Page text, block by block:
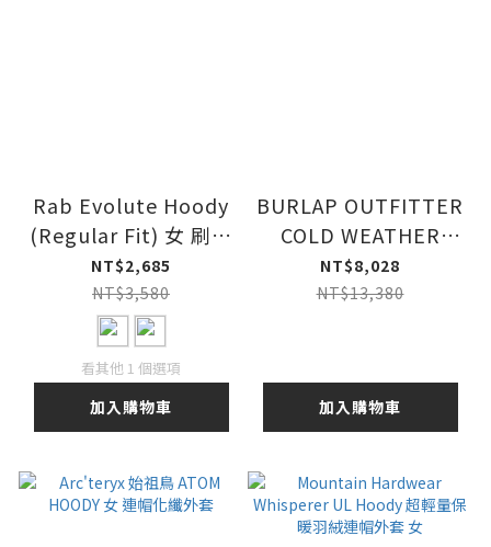
Rab Evolute Hoody
(Regular Fit) 女 刷毛
連帽外套
NT$2,685
NT$3,580
看其他 1 個選項
加入購物車
BURLAP OUTFITTER
COLD WEATHER
SHORT COAT
NT$8,028
NT$13,380
加入購物車